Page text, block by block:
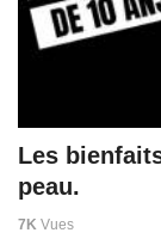
Les
peau.
7K Vues